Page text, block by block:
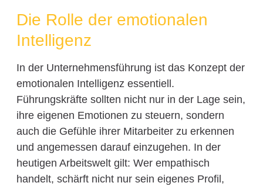
Die Rolle der emotionalen
Intelligenz
In der Unternehmensführung ist das Konzept der
emotionalen Intelligenz essentiell.
Führungskräfte sollten nicht nur in der Lage sein,
ihre eigenen Emotionen zu steuern, sondern
auch die Gefühle ihrer Mitarbeiter zu erkennen
und angemessen darauf einzugehen. In der
heutigen Arbeitswelt gilt: Wer empathisch
handelt, schärft nicht nur sein eigenes Profil,